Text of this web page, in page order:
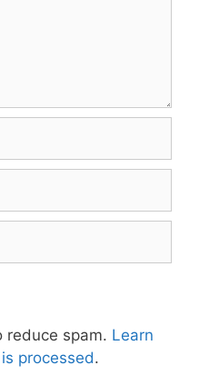
reduce spam. Learn
processed.